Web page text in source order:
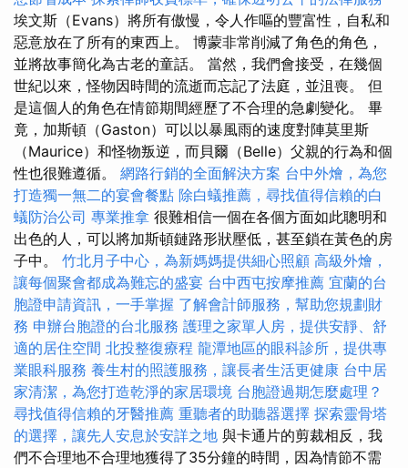
埃文斯（Evans）將所有傲慢，令人作嘔的豐富性，自私和
惡意放在了所有的東西上。 博蒙非常削減了角色的角色，
並將故事簡化為古老的童話。 當然，我們會接受，在幾個
世紀以來，怪物因時間的流逝而忘記了法庭，並沮喪。 但
是這個人的角色在情節期間經歷了不合理的急劇變化。 畢
竟，加斯頓（Gaston）可以以暴風雨的速度對陣莫里斯
（Maurice）和怪物叛逆，而貝爾（Belle）父親的行為和個
性也很難遵循。 網路行銷的全面解決方案 台中外燴，為您
打造獨一無二的宴會餐點 除白蟻推薦，尋找值得信賴的白
蟻防治公司 專業推拿 很難相信一個在各個方面如此聰明和
出色的人，可以將加斯頓鏈路形狀壓低，甚至鎖在黃色的房
子中。 竹北月子中心，為新媽媽提供細心照顧 高級外燴，
讓每個聚會都成為難忘的盛宴 台中西屯按摩推薦 宜蘭的台
胞證申請資訊，一手掌握 了解會計師服務，幫助您規劃財
務 申辦台胞證的台北服務 護理之家單人房，提供安靜、舒
適的居住空間 北投整復療程 龍潭地區的眼科診所，提供專
業眼科服務 養生村的照護服務，讓長者生活更健康 台中居
家清潔，為您打造乾淨的家居環境 台胞證過期怎麼處理？
尋找值得信賴的牙醫推薦 重聽者的助聽器選擇 探索靈骨塔
的選擇，讓先人安息於安詳之地 與卡通片的剪裁相反，我
們不合理地不合理地獲得了35分鐘的時間，因為情節不需